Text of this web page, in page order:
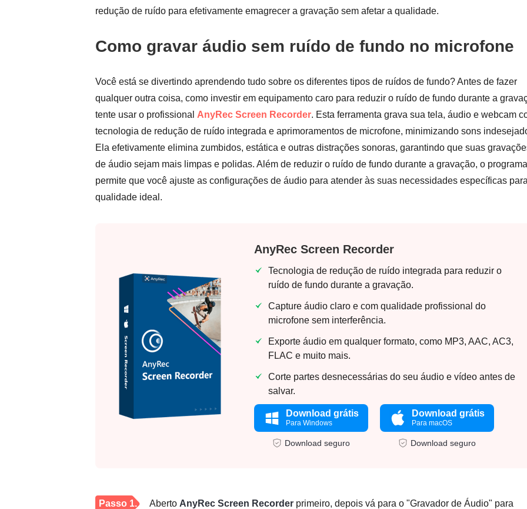
redução de ruído para efetivamente emagrecer a gravação sem afetar a qualidade.
Como gravar áudio sem ruído de fundo no microfone
Você está se divertindo aprendendo tudo sobre os diferentes tipos de ruídos de fundo? Antes de fazer
qualquer outra coisa, como investir em equipamento caro para reduzir o ruído de fundo durante a
tente usar o profissional AnyRec Screen Recorder. Esta ferramenta grava sua tela, áudio e webcam
tecnologia de redução de ruído integrada e aprimoramentos de microfone, minimizando sons
Ela efetivamente elimina zumbidos, estática e outras distrações sonoras, garantindo que suas
de áudio sejam mais limpas e polidas. Além de reduzir o ruído de fundo durante a gravação, o programa
permite que você ajuste as configurações de áudio para atender às suas necessidades específicas para
qualidade ideal.
AnyRec Screen Recorder
Tecnologia de redução de ruído integrada para reduzir o
ruído de fundo durante a gravação.
Capture áudio claro e com qualidade profissional do
microfone sem interferência.
Exporte áudio em qualquer formato, como MP3, AAC, AC3,
FLAC e muito mais.
Corte partes desnecessárias do seu áudio e vídeo antes de
salvar.
Download grátis
Para Windows
Download seguro
Download grátis
Para macOS
Download seguro
Passo 1. Aberto AnyRec Screen Recorder primeiro, depois vá para o "Gravador de Áudio" para